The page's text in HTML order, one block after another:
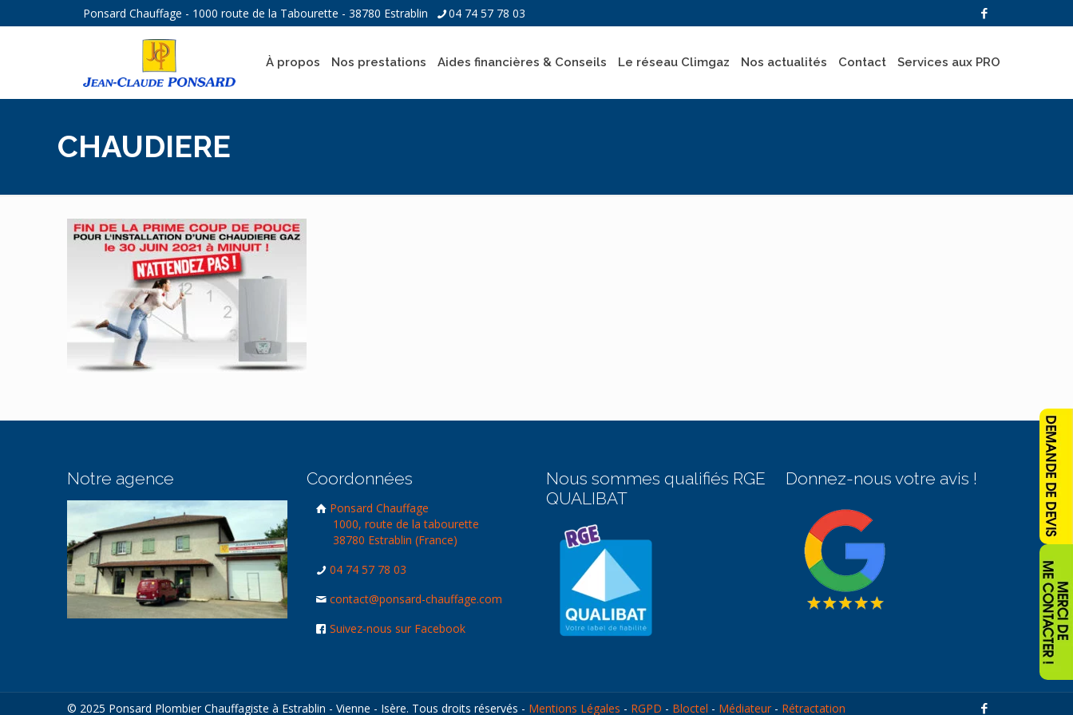
Ponsard Chauffage - 1000 route de la Tabourette - 38780 Estrablin 04 74 57 78 03
À propos Nos prestations Aides financières & Conseils Le réseau Climgaz Nos actualités Contact Services aux PRO
CHAUDIERE
Notre agence Coordonnées
Ponsard Chauffage
1000, route de la tabourette
38780 Estrablin (France)
04 74 57 78 03
contact@ponsard-chauffage.com
Suivez-nous sur Facebook
Nous sommes qualifiés RGE
QUALIBAT
Donnez-nous votre avis !
© 2025 Ponsard Plombier Chauffagiste à Estrablin - Vienne - Isère. Tous droits réservés - Mentions Légales - RGPD - Bloctel - Médiateur- Rétractation